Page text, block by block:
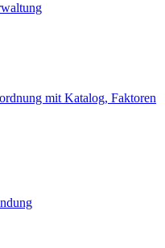
mit Katalog, Faktoren